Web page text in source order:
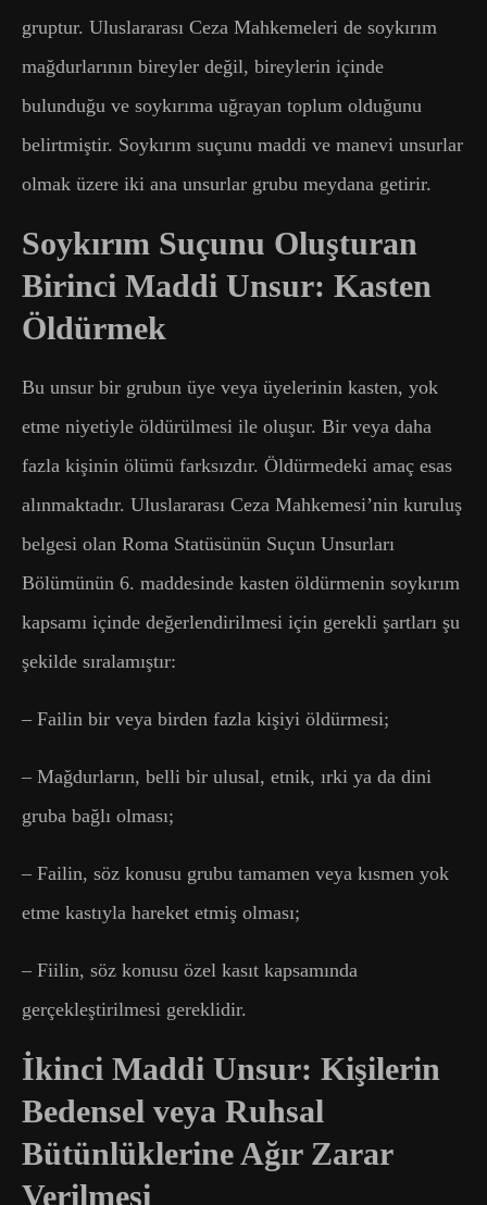
gruptur. Uluslararası Ceza Mahkemeleri de soykırım
mağdurlarının bireyler değil, bireylerin içinde
bulunduğu ve soykırıma uğrayan toplum olduğunu
belirtmiştir. Soykırım suçunu maddi ve manevi unsurlar
olmak üzere iki ana unsurlar grubu meydana getirir.
Soykırım Suçunu Oluşturan
Birinci Maddi Unsur: Kasten
Öldürmek
Bu unsur bir grubun üye veya üyelerinin kasten, yok
etme niyetiyle öldürülmesi ile oluşur. Bir veya daha
fazla kişinin ölümü farksızdır. Öldürmedeki amaç esas
alınmaktadır. Uluslararası Ceza Mahkemesi’nin kuruluş
belgesi olan Roma Statüsünün Suçun Unsurları
Bölümünün 6. maddesinde kasten öldürmenin soykırım
kapsamı içinde değerlendirilmesi için gerekli şartları şu
şekilde sıralamıştır:
– Failin bir veya birden fazla kişiyi öldürmesi;
– Mağdurların, belli bir ulusal, etnik, ırki ya da dini
gruba bağlı olması;
– Failin, söz konusu grubu tamamen veya kısmen yok
etme kastıyla hareket etmiş olması;
– Fiilin, söz konusu özel kasıt kapsamında
gerçekleştirilmesi gereklidir.
İkinci Maddi Unsur: Kişilerin
Bedensel veya Ruhsal
Bütünlüklerine Ağır Zarar
Verilmesi